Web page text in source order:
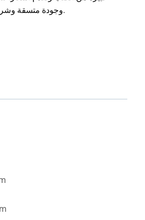
وجودة متسقة وشروط دفع آمنة وملائمة للمشتري.